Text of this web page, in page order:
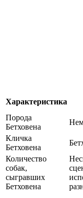
Характеристика
Порода
Бетховена
Кличка
Бетховена
Количество
собак,
сыгравших
Бетховена